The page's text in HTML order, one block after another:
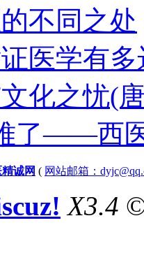
不同之处
医学有
化之忧(
了——西
诚网 ( 网站邮箱：
X3.4